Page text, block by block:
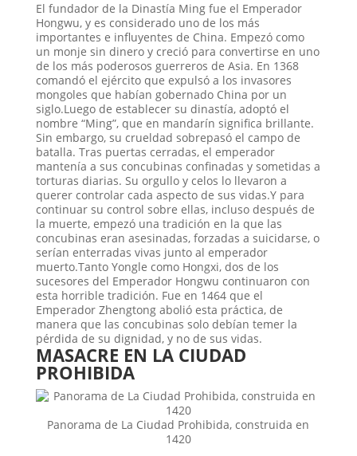
El fundador de la Dinastía Ming fue el Emperador
Hongwu, y es considerado uno de los más
importantes e influyentes de China. Empezó como
un monje sin dinero y creció para convertirse en uno
de los más poderosos guerreros de Asia. En 1368
comandó el ejército que expulsó a los invasores
mongoles que habían gobernado China por un
siglo.Luego de establecer su dinastía, adoptó el
nombre “Ming”, que en mandarín significa brillante.
Sin embargo, su crueldad sobrepasó el campo de
batalla. Tras puertas cerradas, el emperador
mantenía a sus concubinas confinadas y sometidas a
torturas diarias. Su orgullo y celos lo llevaron a
querer controlar cada aspecto de sus vidas.Y para
continuar su control sobre ellas, incluso después de
la muerte, empezó una tradición en la que las
concubinas eran asesinadas, forzadas a suicidarse, o
serían enterradas vivas junto al emperador
muerto.Tanto Yongle como Hongxi, dos de los
sucesores del Emperador Hongwu continuaron con
esta horrible tradición. Fue en 1464 que el
Emperador Zhengtong abolió esta práctica, de
manera que las concubinas solo debían temer la
pérdida de su dignidad, y no de sus vidas.
MASACRE EN LA CIUDAD
PROHIBIDA
Panorama de La Ciudad Prohibida, construida en
1420